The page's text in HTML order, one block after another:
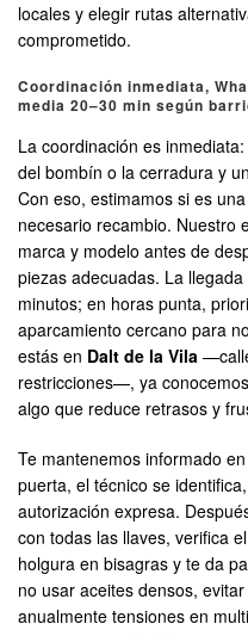
locales y elegir rutas
comprometido.
Coordinación inmediata,
media 20–30 min según
La coordinación es
del bombín o la cerradura y
Con eso, estimamos si es una
necesario recambio. Nuestro
marca y modelo antes de
piezas adecuadas. La
minutos; en horas punta,
aparcamiento cercano para
estás en Dalt de la Vila
restricciones—, ya
algo que reduce retrasos y
Te mantenemos informado
puerta, el técnico se
autorización expresa.
con todas las llaves, verifica
holgura en bisagras y te da
no usar aceites densos,
anualmente tensiones en